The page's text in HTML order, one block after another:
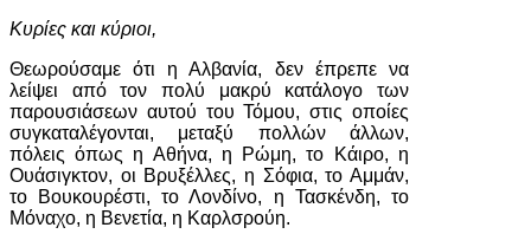
Κυρίες και κύριοι,
Θεωρούσαμε ότι η Αλβανία, δεν έπρεπε να
λείψει από τον πολύ μακρύ κατάλογο των
παρουσιάσεων αυτού του Τόμου, στις οποίες
συγκαταλέγονται, μεταξύ πολλών άλλων,
πόλεις όπως η Αθήνα, η Ρώμη, το Κάιρο, η
Ουάσιγκτον, οι Βρυξέλλες, η Σόφια, το Αμμάν,
το Βουκουρέστι, το Λονδίνο, η Τασκένδη, το
Μόναχο, η Βενετία, η Καρλσρούη.